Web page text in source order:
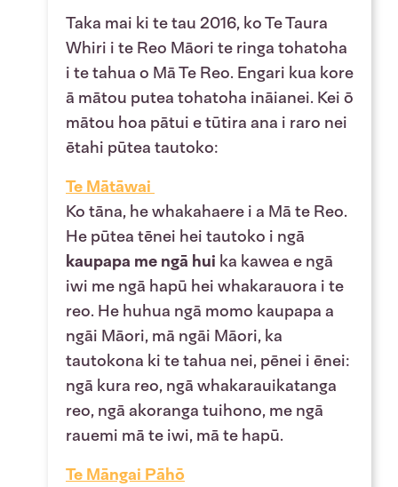
Taka mai ki te tau 2016, ko Te Taura
Whiri i te Reo Māori te ringa tohatoha
i te tahua o Mā Te Reo. Engari kua kore
ā mātou putea tohatoha ināianei. Kei ō
mātou hoa pātui e tūtira ana i raro nei
ētahi pūtea tautoko:
Te Mātāwai
Ko tāna, he whakahaere i a Mā te Reo.
He pūtea tēnei hei tautoko i ngā
kaupapa me ngā hui ka kawea e ngā
iwi me ngā hapū hei whakarauora i te
reo. He huhua ngā momo kaupapa a
ngāi Māori, mā ngāi Māori, ka
tautokona ki te tahua nei, pēnei i ēnei:
ngā kura reo, ngā whakarauikatanga
reo, ngā akoranga tuihono, me ngā
rauemi mā te iwi, mā te hapū.
Te Māngai Pāhō